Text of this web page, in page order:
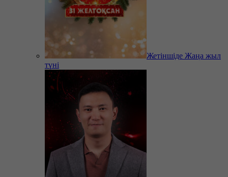
Жетіншіде Жаңа жыл
түні